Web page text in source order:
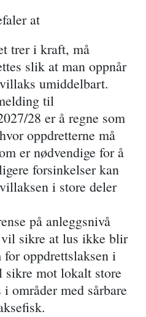
at
trer i kraft, må
slik at man oppnår
umiddelbart.
til
28 er å regne som
oppdretterne må
er nødvendige for å
forsinkelserkan
i store deler
på anleggsnivå
sikre at lus ikke blir
oppdrettslaksen i
sikre mot lokalt store
områder med sårbare